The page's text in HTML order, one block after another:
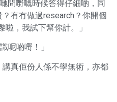
問嘢嘅時候答得仔細啲，同
有冇做過research？你開個
，我試下幫你計。」
呢啲嘢！」
真佢份人係不學無術，亦都